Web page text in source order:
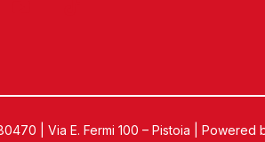
| Via E. Fermi 100 – Pistoia | Powered